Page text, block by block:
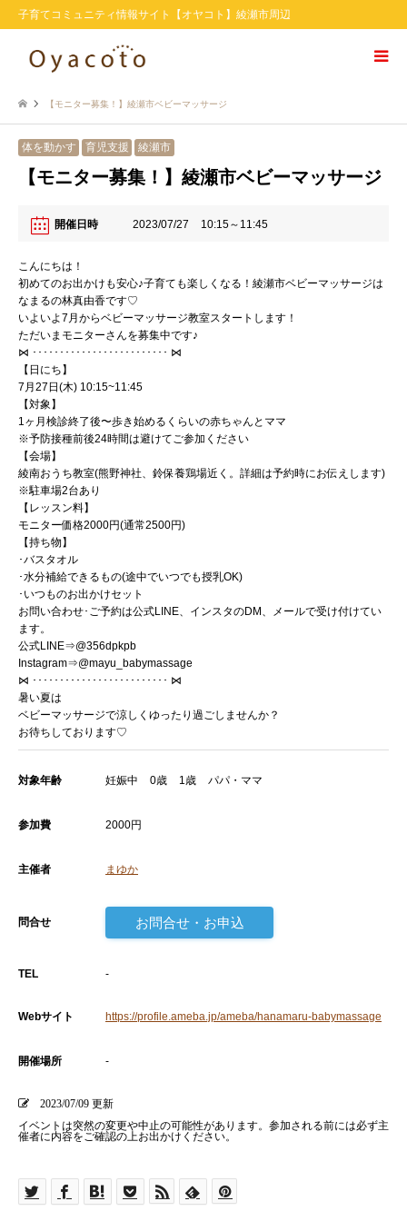
子育てコミュニティ情報サイト【オヤコト】綾瀬市周辺
【モニター募集！】綾瀬市ベビーマッサージ
体を動かす 育児支援 綾瀬市
【モニター募集！】綾瀬市ベビーマッサージ
開催日時 2023/07/27 10:15～11:45
こんにちは！
初めてのお出かけも安心♪子育ても楽しくなる！綾瀬市ベビーマッサージは
なまるの林真由香です♡
いよいよ7 月からベビーマッサージ教室スタートします！
ただいまモニターさんを募集中です♪
⋈ ･････････････････････････ ⋈
【日にち】
7 月27 日 (木) 10:15~11:45
【対象】
1ヶ月検診終了後〜歩き始めるくらいの赤ちゃんとママ
※予防接種前後24時間は避けてご参加ください
【会場】
綾南おうち教室(熊野神社、鈴保養鶏場近く。詳細は予約時にお伝えします)
※駐車場2台あり
【レッスン料】
モニター価格2000円(通常2500円)
【持ち物】
･バスタオル
･水分補給できるもの(途中でいつでも授乳OK)
･いつものお出かけセット
お問い合わせ･ご予約は公式LINE、インスタのDM 、メールで受け付けてい
ます。
公式LINE⇒@356dpkpb
Instagram⇒@mayu_babymassage
⋈ ･････････････････････････ ⋈
暑い夏は
ベビーマッサージで涼しくゆったり過ごしませんか？
お待ちしております♡
対象年齢 妊娠中 0歳 1歳 パパ・ママ
参加費 2000円
主催者 まゆか
問合せ お問合せ・お申込
TEL -
Webサイト https://profile.ameba.jp/ameba/hanamaru-babymassage
開催場所 -
2023/07/09 更新
イベントは突然の変更や中止の可能性があります。参加される前には必ず主
催者に内容をご確認の上お出かけください。